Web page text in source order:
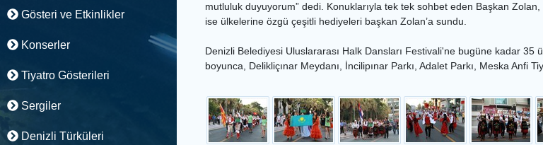
Gösteri ve Etkinlikler
Konserler
Tiyatro Gösterileri
Sergiler
Denizli Türküleri
mutluluk duyuyorum” dedi. Konuklarıyla tek tek sohbet eden Başkan
ise ülkelerine özgü çeşitli hediyeleri başkan Zolan’a sundu.
Denizli Belediyesi Uluslararası Halk Dansları Festivali'ne bugüne kadar 35
boyunca, Delikliçınar Meydanı, İncilipınar Parkı, Adalet Parkı, Meska Anfi